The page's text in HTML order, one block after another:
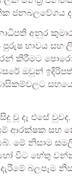
අනුර
පුරුෂ භාවය
කිරීමට
ඔවුන්
වූ දෑ එසේ
ආරක්ෂක සහ
මේ නිසාම
විට හේතු
බලපෑම